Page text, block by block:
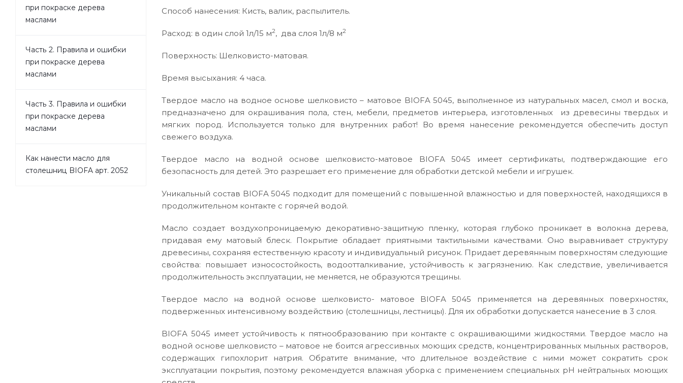
Способ нанесения: Кисть, валик, распылитель.
Расход: в один слой 1л/15 м2, два слоя 1л/8 м2
Поверхность: Шелковисто-матовая.
Время высыхания: 4 часа.
Твердое масло на водное основе шелковисто – матовое BIOFA 5045, выполненное из натуральных масел, смол и воска,
предназначено для окрашивания пола, стен, мебели, предметов интерьера, изготовленных из древесины твердых и
мягких пород. Используется только для внутренних работ! Во время нанесение рекомендуется обеспечить доступ
свежего воздуха.
Твердое масло на водной основе шелковисто-матовое BIOFA 5045 имеет сертификаты, подтверждающие его
безопасность для детей. Это разрешает его применение для обработки детской мебели и игрушек.
Уникальный состав BIOFA 5045 подходит для помещений с повышенной влажностью и для поверхностей, находящихся в
продолжительном контакте с горячей водой.
Масло создает воздухопроницаемую декоративно-защитную пленку, которая глубоко проникает в волокна дерева,
придавая ему матовый блеск. Покрытие обладает приятными тактильными качествами. Оно выравнивает структуру
древесины, сохраняя естественную красоту и индивидуальный рисунок. Придает деревянным поверхностям следующие
свойства: повышает износостойкость, водоотталкивание, устойчивость к загрязнению. Как следствие, увеличивается
продолжительность эксплуатации, не меняется, не образуются трещины.
Твердое масло на водной основе шелковисто- матовое BIOFA 5045 применяется на деревянных поверхностях,
подверженных интенсивному воздействию (столешницы, лестницы). Для их обработки допускается нанесение в 3 слоя.
BIOFA 5045 имеет устойчивость к пятнообразованию при контакте с окрашивающими жидкостями. Твердое масло на
водной основе шелковисто – матовое не боится агрессивных моющих средств, концентрированных мыльных растворов,
содержащих гипохлорит натрия. Обратите внимание, что длительное воздействие с ними может сократить срок
эксплуатации покрытия, поэтому рекомендуется влажная уборка с применением специальных pH нейтральных моющих
при покраске дерева
маслами
Часть 2. Правила и ошибки
при покраске дерева
маслами
Часть 3. Правила и ошибки
при покраске дерева
маслами
Как нанести масло для
столешниц BIOFA арт. 2052